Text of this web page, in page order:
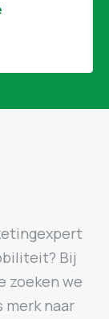
Bij
zoeken we
merk naar